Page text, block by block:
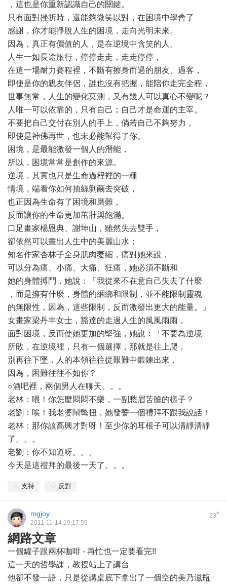
，這也是你重新認識自己的關鍵。
只有面對挫折時，還能夠微笑以對，在困境中學會了
感謝，你才能掙脫人生的困境，走向光明未來。
因為，真正有價值的人，是在逆境中含笑的人。
人生一如長途旅行，停停走走，走走停停，
在這一場耐力賽程裡，不斷有擦身而過的朋友、過客，
即使是你的親友伴侶，誰也沒有把握，能陪你走完全程，
世事無常，人生的變化莫測，又有幾人可以真心不變呢？
人唯一可以依靠的，只有自己；自己才是命運的主宰。
不要把自己交付在別人的手上，倘若自己不夠努力，
即使是神佛再世，也未必能幫得了你。
困境，是最能激發一個人的潛能，
所以，困境常常是創作的來源。
逆境，其實也只是生命過程裡的一種
情境，端看你如何抽絲剝繭去突破，
也正因為生命有了困境和磨難，
反而讓你的生命更加茁壯與飽滿。
口足畫家楊恩典、謝坤山，雖然失去雙手，
卻依然可以畫出人生中的美麗山水；
知名作家杏林子全身肌肉萎縮，痛對她來說，
可以分為痛、小痛、大痛、狂痛，她必須不斷和
她的身體搏鬥，她說：「我從來不在意自己失去了什麼
，而是擁有什麼，身體的綑綁和限制，並不能限制靈魂
的無限性，因為，這些限制，反而激發出更大的能量。」
女畫家梁丹丰女士，豁達的走過人生的風風雨雨，
面對困境，反而使她更加的堅強，她說：「不要為逆境
所敗，在逆境裡，只有一個選擇，那就是往上爬，
別再往下墜，人的本領往往從艱難中鍛鍊出來，
因為，困難往往不如你？
○酒吧裡，兩個男人在聊天。。。
老林：喂！你怎麼悶悶不樂，一副愁眉苦臉的樣子？
老劉：唉！我老婆鬧彆扭，她發誓一個禮拜不跟我說話！
老林：那你該高興才對呀！至少你的耳根子可以清靜清靜
了。。。
老劉：你不知道呀。。。
今天是這禮拜的最後一天了。。。
支持 反對
23#
mgjoy
2011-11-14 19:17:59
網路文章
一個罐子跟兩杯咖啡 - 再忙也一定要看完!!
這一天的哲學課，教授站上了講台
他卻不發一語，只是從講桌底下拿出了一個空的美乃滋瓶